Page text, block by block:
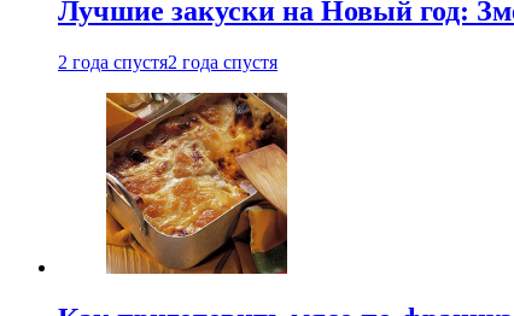
Лучшие закуски на Новый год:
2 года спустя2 года спустя